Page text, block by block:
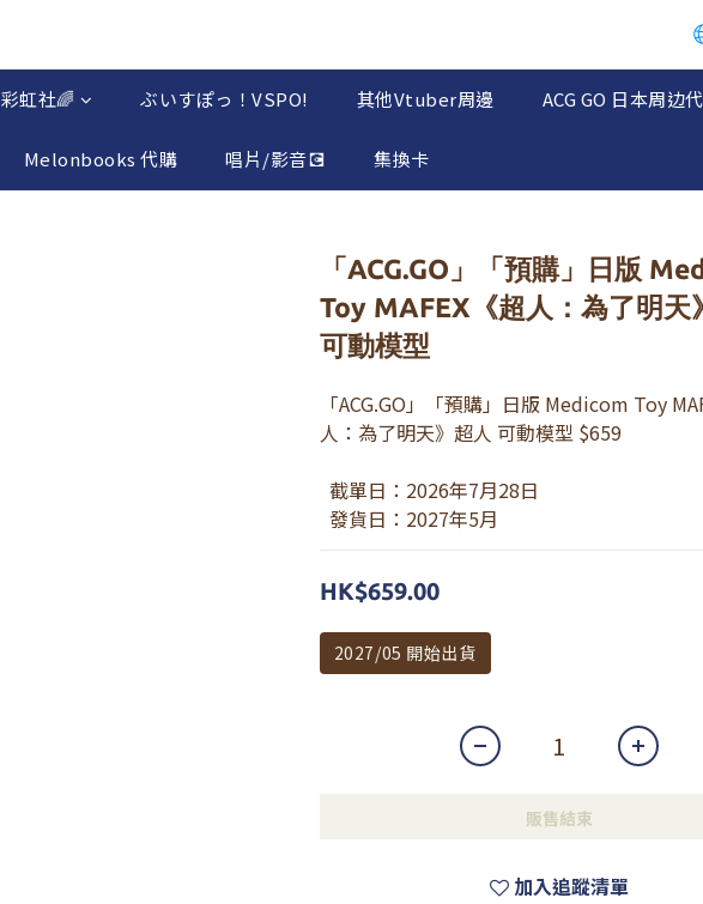
彩虹社🌈 ぶいすぽっ！VSPO! 其他Vtuber周邊 ACG GO 日本周边
Melonbooks 代購 唱片/影音💽 集換卡
「ACG.GO」「預購」日版
Toy MAFEX《超人：為了明天
可動模型
「ACG.GO」「預購」日版 Medicom Toy
人：為了明天》超人 可動模型 $659
  截單日：2026年7月28日
  發貨日：2027年5月
HK$659.00
2027/05 開始出貨
販售結束
加入追蹤清單